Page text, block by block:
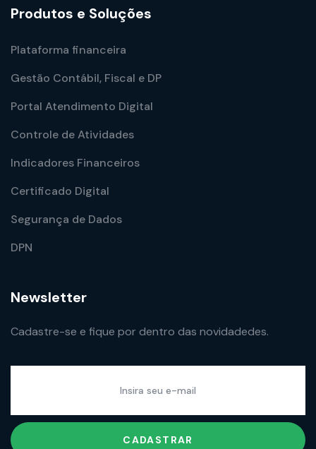
Produtos e Soluções
Plataforma financeira
Gestão Contábil, Fiscal e DP
Portal Atendimento Digital
Controle de Atividades
Indicadores Financeiros
Certificado Digital
Segurança de Dados
DPN
Newsletter
Cadastre-se e fique por dentro das novidadedes.
CADASTRAR